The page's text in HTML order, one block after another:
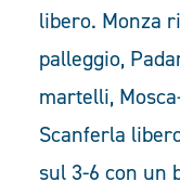
libero. Monza
palleggio,
martelli,
Scanferla
sul 3-6 con un